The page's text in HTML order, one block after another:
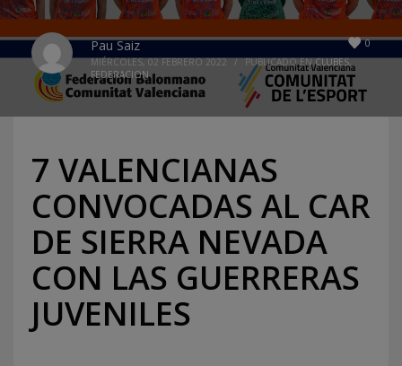
0
Pau Saiz
MIÉRCOLES, 02 FEBRERO 2022 / PUBLICADO ENCLUBES,
FEDERACION
7 VALENCIANAS
CONVOCADAS AL CAR
DE SIERRA NEVADA
CON LAS GUERRERAS
JUVENILES